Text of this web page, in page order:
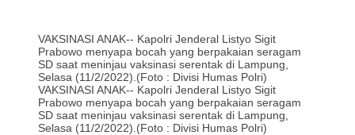
VAKSINASI ANAK-- Kapolri Jenderal Listyo Sigit
Prabowo menyapa bocah yang berpakaian seragam
SD saat meninjau vaksinasi serentak di Lampung,
Selasa (11/2/2022).(Foto : Divisi Humas Polri)
VAKSINASI ANAK-- Kapolri Jenderal Listyo Sigit
Prabowo menyapa bocah yang berpakaian seragam
SD saat meninjau vaksinasi serentak di Lampung,
Selasa (11/2/2022).(Foto : Divisi Humas Polri)